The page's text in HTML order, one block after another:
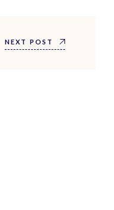
NEXT POST